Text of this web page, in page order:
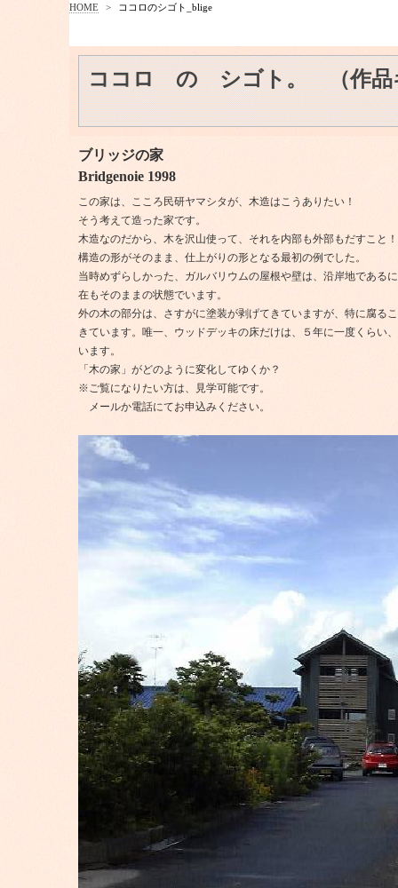
HOME > ココロのシゴト_blige
ココロ の シゴト。 （作品
ブリッジの家
Bridgenoie 1998
この家は、こころ民研ヤマシタが、木造はこうありたい！
そう考えて造った家です。
木造なのだから、木を沢山使って、それを内部も外部もだすこと！
構造の形がそのまま、仕上がりの形となる最初の例でした。
当時めずらしかった、ガルバリウムの屋根や壁は、沿岸地である
在もそのままの状態でいます。
外の木の部分は、さすがに塗装が剥げてきていますが、特に腐る
きています。唯一、ウッドデッキの床だけは、５年に一度くらい
います。
「木の家」がどのように変化してゆくか？
※ご覧になりたい方は、見学可能です。
メールか電話にてお申込みください。